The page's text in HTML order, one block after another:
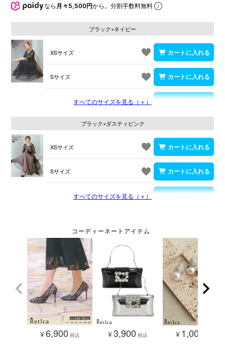
なら 月々5,500円から。分割手数料無料
ブラック×ネイビー
XSサイズ
Sサイズ
すべてのサイズを見る（＋）
ブラック×ダスティピンク
XSサイズ
Sサイズ
すべてのサイズを見る（＋）
¥6,900 税込 ¥3,900 税込 ¥ 1,000